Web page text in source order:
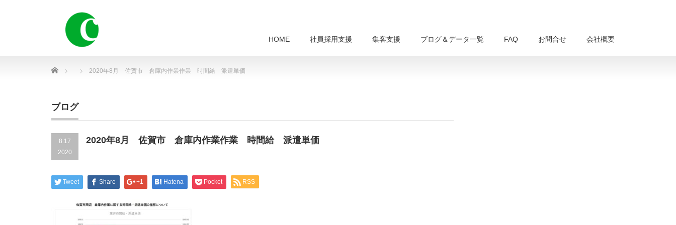
HOME 社員採用支援 集客支援 ブログ＆データ一覧 FAQ お問合せ 会社概要
Home 2020年8月 佐賀市 倉庫内作業作業 時間給 派遣単価
ブログ
8.17
2020
2020年8月 佐賀市 倉庫内作業作業 時間給 派遣単価
Tweet Share +1 Hatena Pocket RSS